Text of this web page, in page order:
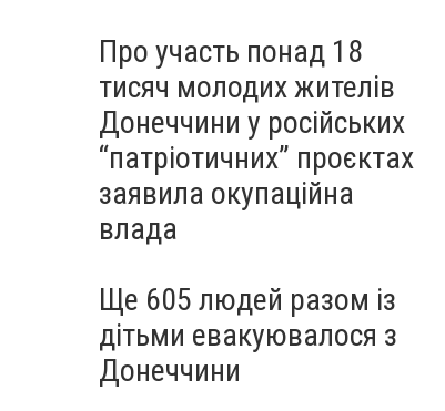
Про участь понад 18
тисяч молодих жителів
Донеччини у російських
“патріотичних” проєктах
заявила окупаційна
влада
Ще 605 людей разом із
дітьми евакуювалося з
Донеччини